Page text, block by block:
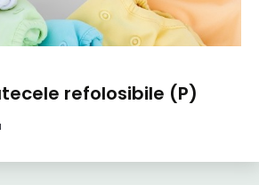
refolosibile (P)